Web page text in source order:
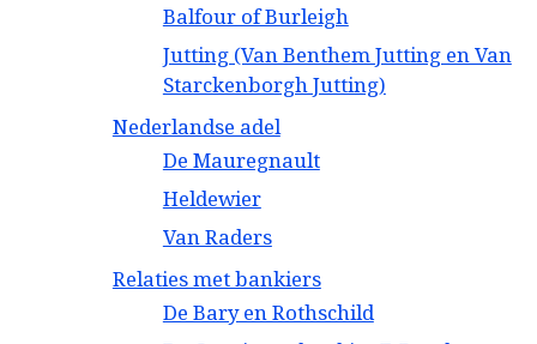
Balfour of Burleigh
Jutting (Van Benthem Jutting en Van
Starckenborgh Jutting)
Nederlandse adel
De Mauregnault
Heldewier
Van Raders
Relaties met bankiers
De Bary en Rothschild